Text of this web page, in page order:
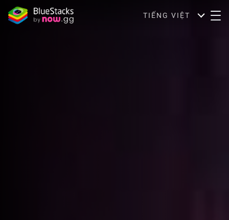
TIẾNG VIỆT